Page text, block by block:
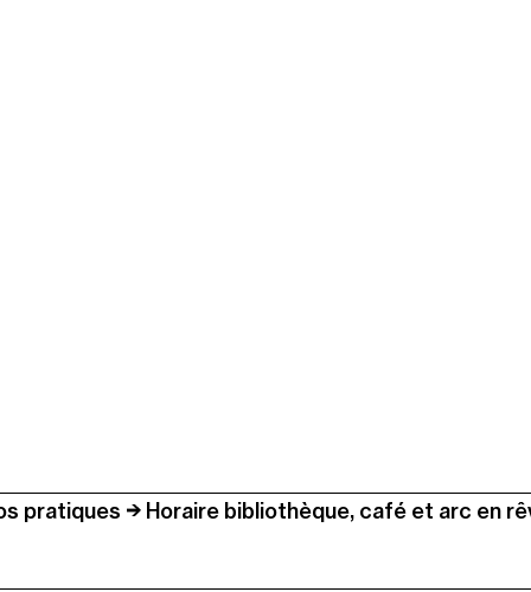
pratiques Horaire bibliothèque, café et arc en